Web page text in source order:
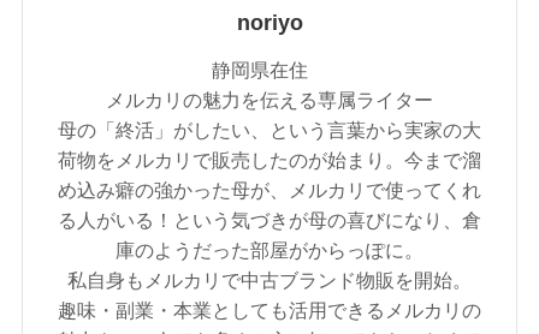
noriyo
静岡県在住
メルカリの魅力を伝える専属ライター
母の「終活」がしたい、という言葉から実家の大
荷物をメルカリで販売したのが始まり。今まで溜
め込み癖の強かった母が、メルカリで使ってくれ
る人がいる！という気づきが母の喜びになり、倉
庫のようだった部屋がからっぽに。
私自身もメルカリで中古ブランド物販を開始。
趣味・副業・本業としても活用できるメルカリの